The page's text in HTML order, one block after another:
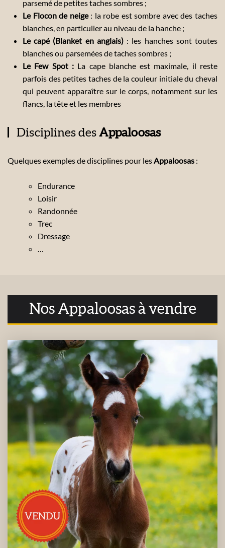
parsemé de petites taches sombres ;
Le Flocon de neige: la robe est sombre avec des taches
blanches, en particulier au niveau de la hanche ;
Le capé (Blanket en anglais) : les hanches sont toutes
blanches ou parsemées de taches sombres ;
Le Few Spot :La cape blanche est maximale, il reste
parfois des petites taches de la couleur initiale du cheval
qui peuvent apparaître sur le corps, notamment sur les
flancs, la tête et les membres
Disciplines des Appaloosas
Quelques exemples de disciplines pour lesAppaloosas :
Endurance
Loisir
Randonnée
Trec
Dressage
…
Nos Appaloosas à vendre